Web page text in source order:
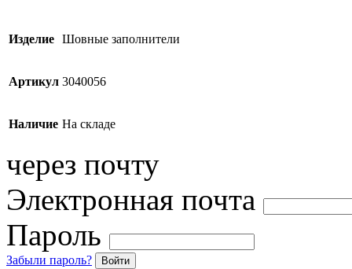
Изделие Шовные заполнители
Артикул 3040056
Наличие На складе
через почту
Электронная почта
Пароль
Забыли пароль? Войти